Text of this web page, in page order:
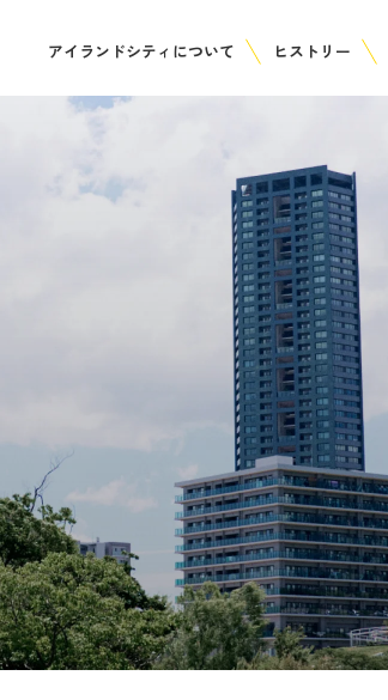
アイランドシティについて ヒストリー